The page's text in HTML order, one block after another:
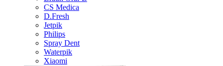
CS Medica
D.Fresh
Jetpik
Philips
Spray Dent
Waterpik
Xiaomi